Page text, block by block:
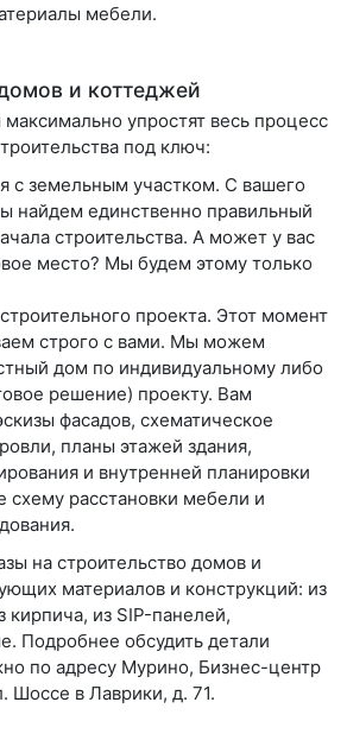
мебели.
и коттеджей
упростят весь процесс
под ключ:
с земельным участком. С вашего
найдем единственно правильный
строительства. А может у вас
место? Мы будем этому только
проекта. Этот момент
строго с вами. Мы можем
дом по индивидуальному либо
решение) проекту. Вам
фасадов, схематическое
планы этажей здания,
и внутренней планировки
схему расстановки мебели и
на строительство домов и
материалов и конструкций: из
кирпича, из SIP-панелей,
Подробнее обсудить детали
по адресу Мурино, Бизнес-центр
Шоссе в Лаврики, д. 71.